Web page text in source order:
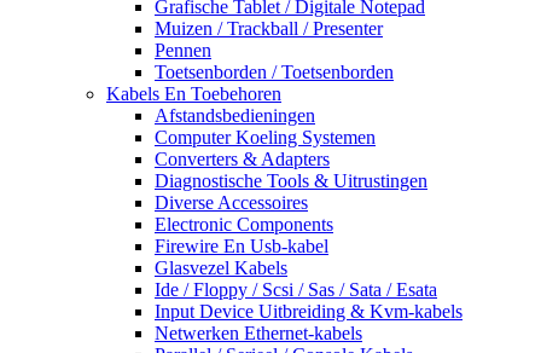
Grafische Tablet / Digitale Notepad
Muizen / Trackball / Presenter
Pennen
Toetsenborden / Toetsenborden
Kabels En Toebehoren
Afstandsbedieningen
Computer Koeling Systemen
Converters & Adapters
Diagnostische Tools & Uitrustingen
Diverse Accessoires
Electronic Components
Firewire En Usb-kabel
Glasvezel Kabels
Ide / Floppy / Scsi / Sas / Sata / Esata
Input Device Uitbreiding & Kvm-kabels
Netwerken Ethernet-kabels